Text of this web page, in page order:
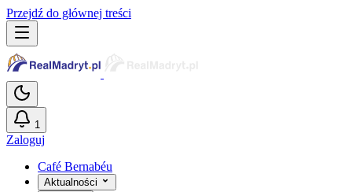
Przejdź do głównej treści
1
Zaloguj
Café Bernabéu
Aktualności